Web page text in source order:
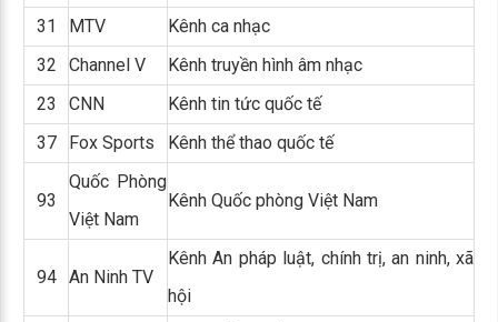
31
MTV
Kênh ca nhạc
32
Channel V
Kênh truyền hình âm nhạc
23
CNN
Kênh tin tức quốc tế
37
Fox Sports Kênh thể thao quốc tế
93
Quốc Phòng
Việt Nam
Kênh Quốc phòng Việt Nam
94 An Ninh TV
Kênh An pháp luật, chính trị, an ninh, xã
hội